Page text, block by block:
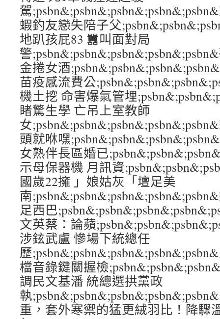
駕
蝦釣友戀失陪子父
地趴孩屁83 囂叫面對局
警
金捲女酒
苗疫感流費公
機土挖 命害爆氣管埋
睹驚生學 亡吊上室教師
女
頭就咻嘿
女熟伴長區婚已
示母保器機 月訊資
國歲22擁 」娘姑灰「壇足美
南
足西巴
文英蔡：論蘋
涉鉉武盧 慘場下統總任
歷
檔音錄鍵關握檢
調民文基潘 統總選拱黨政
執
重，套外寒禦的猛更絨羽比！降驟